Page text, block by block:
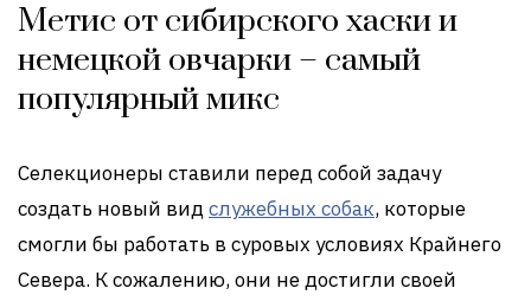
Метис от сибирского хаски и
немецкой овчарки – самый
популярный микс
Селекционеры ставили перед собой задачу
создать новый видслужебных собак, которые
смогли бы работать в суровых условиях Крайнего
Севера. К сожалению, они не достигли своей